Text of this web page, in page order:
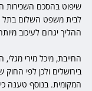
שיפוט בהסכם השכירות
לבית משפט השלום בתל
ההליך יגרום לעיכוב
החייבת, מיכל מירי מגלי,
בירושלים ולכן לפי
המקומית. בנוסף טענה